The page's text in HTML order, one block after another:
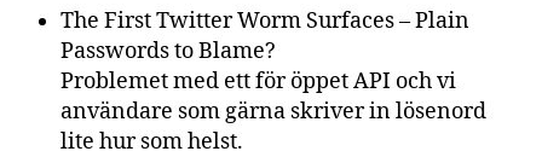
The First Twitter Worm Surfaces – Plain
Passwords to Blame?
Problemet med ett för öppet API och vi
användare som gärna skriver in lösenord
lite hur som helst.